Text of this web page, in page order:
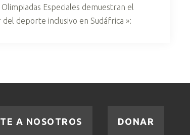
Olimpiadas Especiales demuestran el
del deporte inclusivo en Sudáfrica »:
DONAR
A NOSOTROS